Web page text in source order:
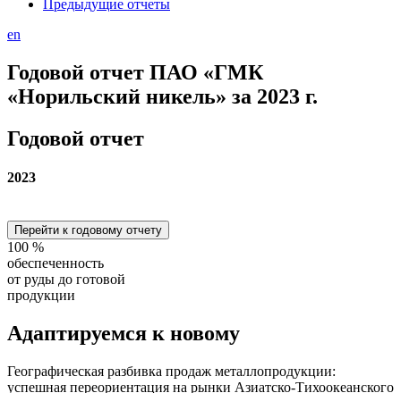
Предыдущие отчеты
en
Годовой отчет ПАО «ГМК
«Норильский никель» за 2023 г.
Годовой отчет
2023
Перейти к годовому отчету
100 %
обеспеченность
от руды до готовой
продукции
Адаптируемся к новому
Географическая разбивка продаж металлопродукции:
успешная переориентация на рынки Азиатско-Тихоокеанского